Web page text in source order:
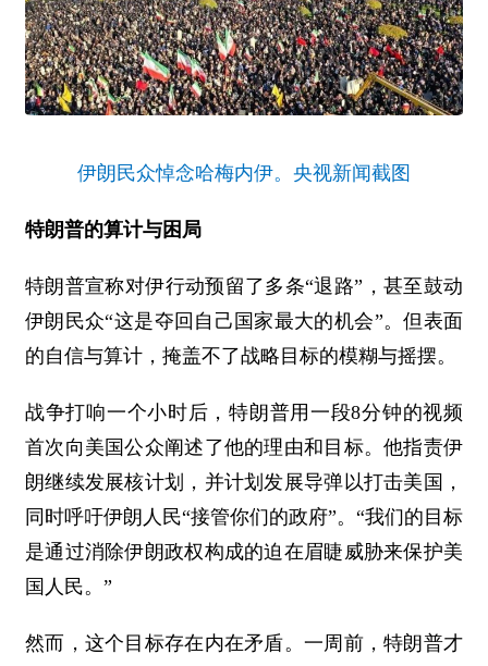
伊朗民众悼念哈梅内伊。央视新闻截图
特朗普的算计与困局
特朗普宣称对伊行动预留了多条“退路”，甚至鼓动
伊朗民众“这是夺回自己国家最大的机会”。但表面
的自信与算计，掩盖不了战略目标的模糊与摇摆。
战争打响一个小时后，特朗普用一段8分钟的视频
首次向美国公众阐述了他的理由和目标。他指责伊
朗继续发展核计划，并计划发展导弹以打击美国，
同时呼吁伊朗人民“接管你们的政府”。“我们的目标
是通过消除伊朗政权构成的迫在眉睫威胁来保护美
国人民。”
然而，这个目标存在内在矛盾。一周前，特朗普才